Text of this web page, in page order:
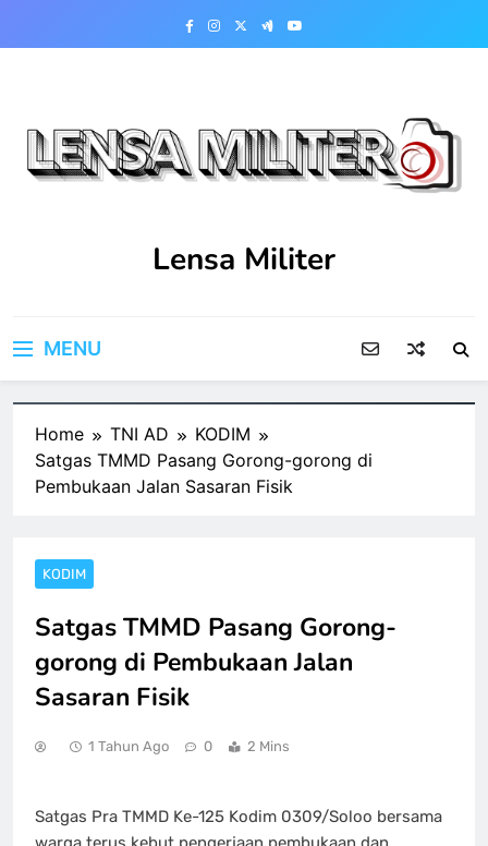
Lensa Militer
MENU
Home TNI AD
KODIM
Satgas TMMD Pasang Gorong-gorong di
Pembukaan Jalan Sasaran Fisik
KODIM
Satgas TMMD Pasang Gorong-
gorong di Pembukaan Jalan
Sasaran Fisik
1 Tahun Ago 0 2 Mins
Satgas Pra TMMD Ke-125 Kodim 0309/Soloo bersama